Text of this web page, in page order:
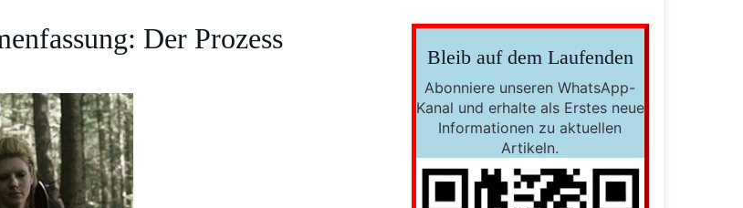
Der Prozess
Bleib auf dem Laufenden
Abonniere unseren WhatsApp-
Kanal und erhalte als Erstes neue
Informationen zu aktuellen
Artikeln.